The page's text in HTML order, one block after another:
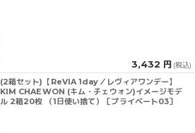
3,432 円 (税込)
(2箱セット)【ReVIA 1day／レヴィアワンデー】
KIM CHAEWON (キム・チェウォン)イメージモデ
ル 2箱20枚 （1日使い捨て）［プライベート03］